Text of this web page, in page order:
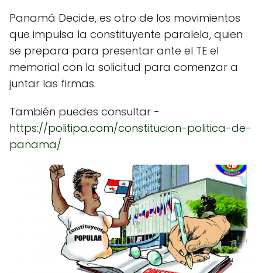
Panamá Decide, es otro de los movimientos
que impulsa la constituyente paralela, quien
se prepara para presentar ante el TE el
memorial con la solicitud para comenzar a
juntar las firmas.
También puedes consultar -
https://politipa.com/constitucion-politica-de-
panama/